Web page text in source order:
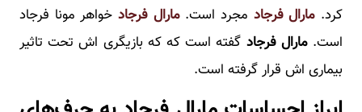
کرد. مارال فرجاد مجرد است. مارال فرجاد خواهر مونا فرجاد
است.مارال فرجاد گفته است که که بازیگری اش تحت تاثیر
بیماری اش قرار گرفته است.